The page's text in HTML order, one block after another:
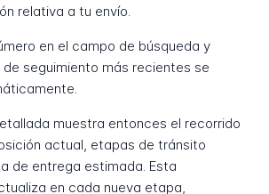
relativa a tu envío.
en el campo de búsqueda y
seguimiento más recientes se
muestra entonces el recorrido
actual, etapas de tránsito
de entrega estimada. Esta
en cada nueva etapa,